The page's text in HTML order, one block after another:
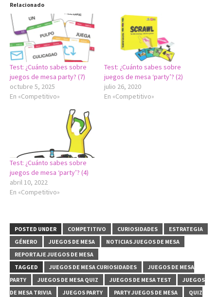
Relacionado
Test: ¿Cuánto sabes sobre
juegos de mesa party? (7)
octubre 5, 2025
En «Competitivo»
Test: ¿Cuánto sabes sobre
juegos de mesa ‘party’? (2)
julio 26, 2020
En «Competitivo»
Test: ¿Cuánto sabes sobre
juegos de mesa ‘party’? (4)
abril 10, 2022
En «Competitivo»
POSTED UNDER COMPETITIVO CURIOSIDADES
ESTRATEGIA
GÉNERO
JUEGOS DE MESA
NOTICIAS JUEGOS DE MESA
REPORTAJE JUEGOS DE MESA
TAGGED
JUEGOS DE MESA CURIOSIDADES
JUEGOS DE MESA
PARTY
JUEGOS DE MESA QUIZ JUEGOS DE MESA TEST
JUEGOS
DE MESA TRIVIA
JUEGOS PARTY PARTY JUEGOS DE MESA
QUIZ